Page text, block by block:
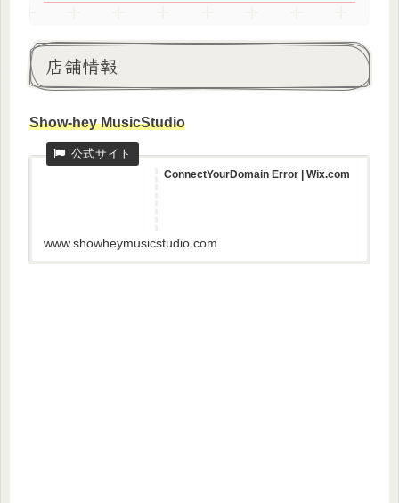
店舗情報
Show-hey MusicStudio
ConnectYourDomain Error | Wix.com
www.showheymusicstudio.com